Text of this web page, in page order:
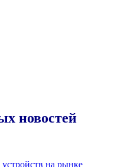
новостей
устройств на рынке